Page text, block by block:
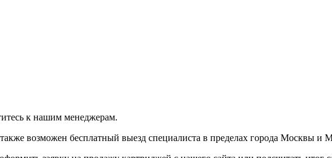
к нашим менеджерам.
возможен бесплатный выезд специалиста в пределах города Москвы и